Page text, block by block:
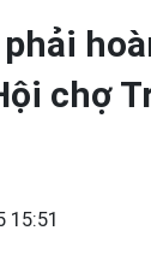
chợ
15:51